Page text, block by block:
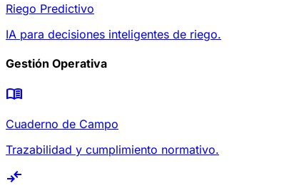
Riego Predictivo
IA para decisiones inteligentes de riego.
Gestión Operativa
menu_book
Cuaderno de Campo
Trazabilidad y cumplimiento normativo.
compare_arrows